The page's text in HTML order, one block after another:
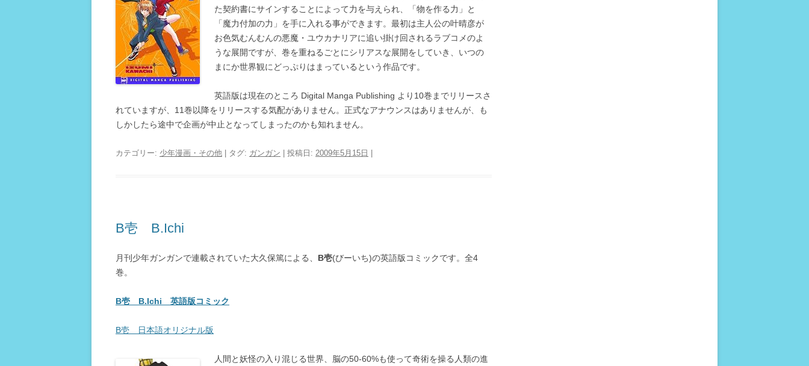
た契約書にサインすることによって力を与えられ、「物を作る力」と
「魔力付加の力」を手に入れる事ができます。最初は主人公の叶晴彦が
お色気むんむんの悪魔・ユウカナリアに追い掛け回されるラブコメのよ
うな展開ですが、巻を重ねるごとにシリアスな展開をしていき、いつの
まにか世界観にどっぷりはまっているという作品です。
英語版は現在のところ Digital Manga Publishing より10巻までリリースさ
れていますが、11巻以降をリリースする気配がありません。正式なアナウンスはありませんが、も
しかしたら途中で企画が中止となってしまったのかも知れません。
カテゴリー: 少年漫画・その他 | タグ: ガンガン | 投稿日: 2009年5月15日
B壱 B.Ichi
月刊少年ガンガンで連載されていた大久保篤による、 B壱(びーいち)の英語版コミックです。全4
巻。
B壱 B.Ichi 英語版コミック
B壱 日本語オリジナル版
人間と妖怪の入り混じる世界、脳の50-60%も使って奇術を操る人類の進